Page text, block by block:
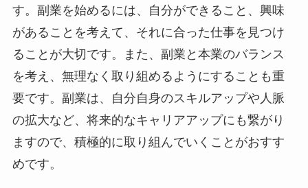
す。副業を始めるには、自分ができること、興味
があることを考えて、それに合った仕事を見つけ
ることが大切です。また、副業と本業のバランス
を考え、無理なく取り組めるようにすることも重
要です。副業は、自分自身のスキルアップや人脈
の拡大など、将来的なキャリアアップにも繋がり
ますので、積極的に取り組んでいくことがおすす
めです。